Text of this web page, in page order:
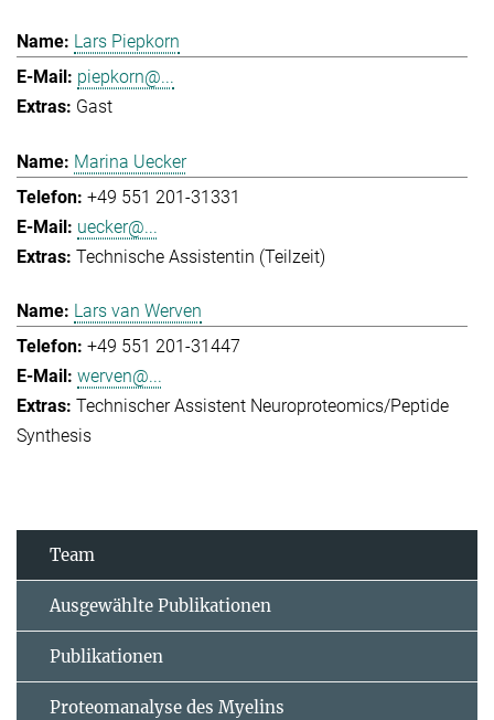
Lars Piepkorn
piepkorn@...
Gast
Marina Uecker
+49 551 201-31331
uecker@...
Technische Assistentin (Teilzeit)
Lars van Werven
+49 551 201-31447
werven@...
Technischer Assistent Neuroproteomics/Peptide
Synthesis
Team
Ausgewählte Publikationen
Publikationen
Proteomanalyse des Myelins